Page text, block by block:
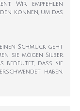
Wir empfehlen
können, um das
Schmuck geht
sie mögen Silber
bedeutet, dass Sie
haben,